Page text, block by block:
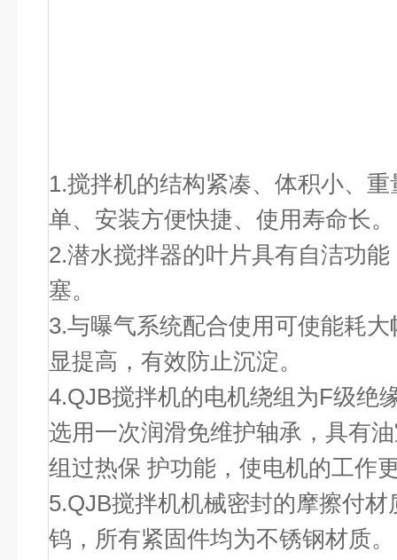
1.搅拌机的结构紧凑、体积小、
单、安装方便快捷、使用寿命长。
2.潜水搅拌器的叶片具有自洁功
塞。
3.与曝气系统配合使用可使能耗
显提高，有效防止沉淀。
4.QJB搅拌机的电机绕组为F级绝
选用一次润滑免维护轴承，具有
组过热保 护功能，使电机的工作
5.QJB搅拌机机械密封的摩擦付
钨，所有紧固件均为不锈钢材质。